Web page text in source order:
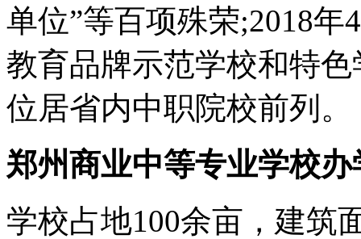
单位”等百项殊荣;2018
教育品牌示范学校和特
位居省内中职院校前列。
郑州商业中等专业学校办
学校占地100余亩，建筑